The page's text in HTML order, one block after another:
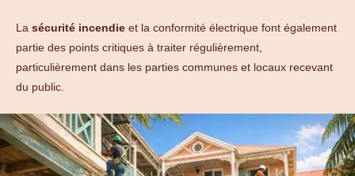
La sécurité incendie et la conformité électrique font également
partie des points critiques à traiter régulièrement,
particulièrement dans les parties communes et locaux recevant
du public.